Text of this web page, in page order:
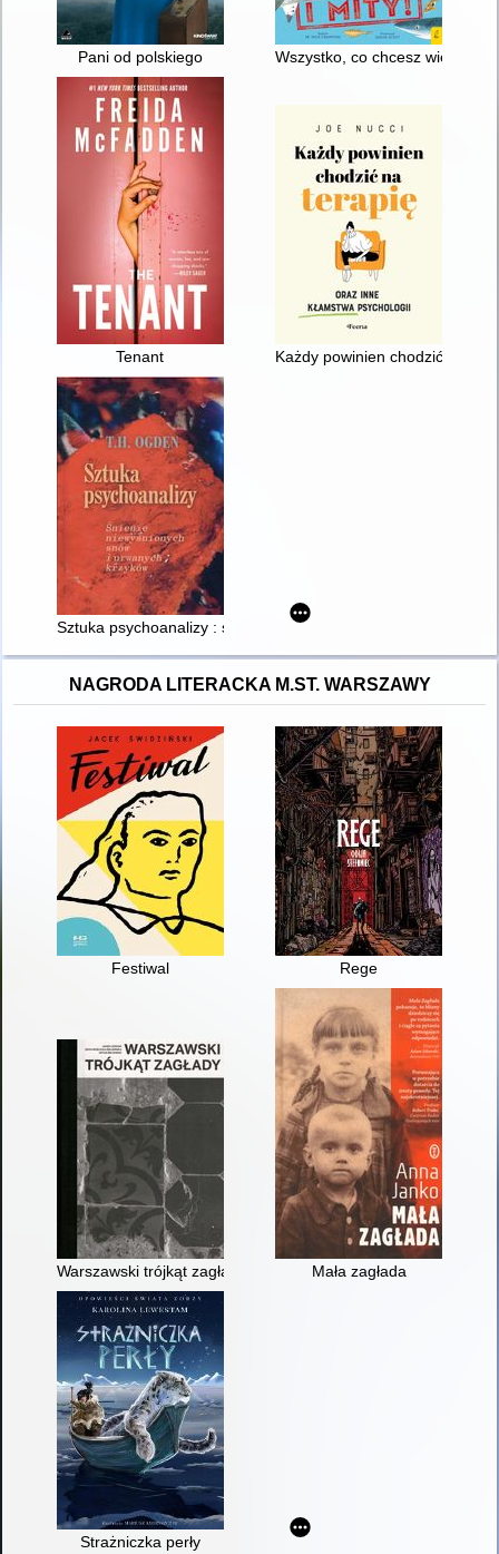
Pani od polskiego Wszystko, co chcesz wiedzieć
Tenant Każdy powinien chodzić na
Sztuka psychoanalizy : śnienie niewyśnionych snów i
NAGRODA LITERACKA M.ST. WARSZAWY
Festiwal Rege
Warszawski trójkąt zagłady Mała zagłada
Strażniczka perły